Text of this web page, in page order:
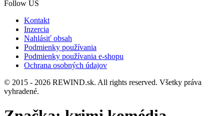
Follow US
Kontakt
Inzercia
Nahlásiť obsah
Podmienky používania
Podmienky používania e-shopu
Ochrana osobných údajov
© 2015 - 2026 REWIND.sk. All rights reserved. Všetky práva
vyhradené.